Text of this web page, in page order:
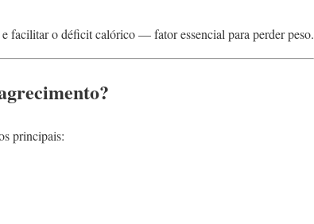
facilitar o déficit calórico — fator essencial para perder peso.
principais: